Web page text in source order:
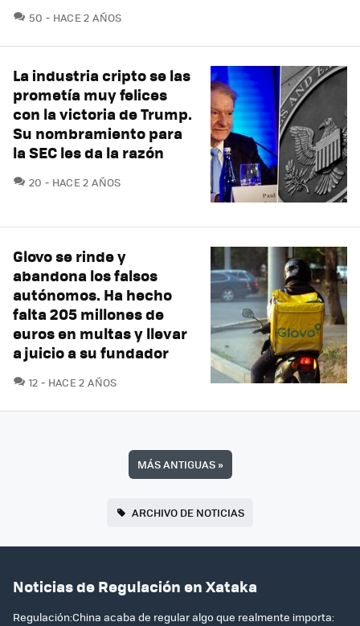
50 COMENTARIOS
HACE 2 AÑOS
La industria cripto se las
prometía muy felices
con la victoria de Trump.
Su nombramiento para
la SEC les da la razón
20 COMENTARIOS
HACE 2 AÑOS
Glovo se rinde y
abandona los falsos
autónomos. Ha hecho
falta 205 millones de
euros en multas y llevar
a juicio a su fundador
12 COMENTARIOS
HACE 2 AÑOS
MÁS ANTIGUAS»
ARCHIVO DE NOTICIAS
Noticias de Regulación en Xataka
Regulación:China acaba de regular algo que realmente importa: